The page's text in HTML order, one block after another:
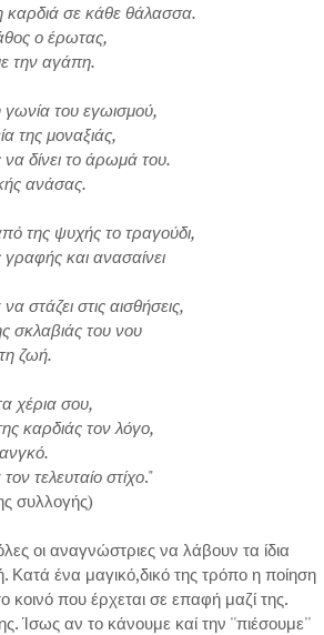
καρδιά σε κάθε θάλασσα.
ο έρωτας,
την αγάπη.
γωνία του εγωισμού,
της μοναξιάς,
να δίνει το άρωμά του.
ανάσας.
της ψυχής το τραγούδι,
και ανασαίνει
στάζει στις αισθήσεις,
σκλαβιάς του νου
ζωή.
χέρια σου,
καρδιάς τον λόγο,
τελευταίο στίχο."
συλλογής)
οι αναγνώστριες να λάβουν τα ίδια
ένα μαγικό,δικό της τρόπο η ποίηση
κοινό που έρχεται σε επαφή μαζί της.
Ίσως αν το κάνουμε καί την ''πιέσουμε''